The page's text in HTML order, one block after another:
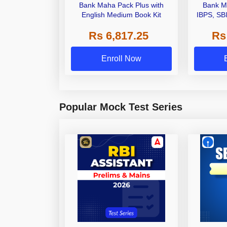
Bank Maha Pack Plus with
English Medium Book Kit
Rs 6,817.25
Enroll Now
Bank
IBPS,
Other
Popular Mock Test Series